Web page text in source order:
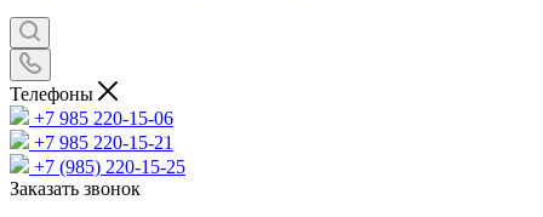
Телефоны
+7 985 220-15-06
+7 985 220-15-21
+7 (985) 220-15-25
Заказать звонок